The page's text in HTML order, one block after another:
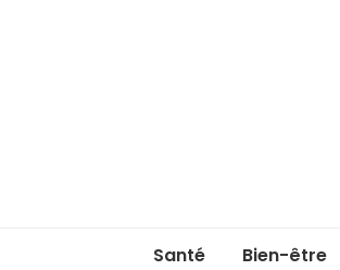
Santé Bien-être